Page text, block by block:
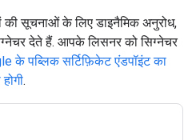
की सूचनाओं के लिए डाइनैमिक अनुरोध,
देते हैं. आपके लिसनर को सिग्नेचर
के पब्लिक सर्टिफ़िकेट एंडपॉइंट का
.